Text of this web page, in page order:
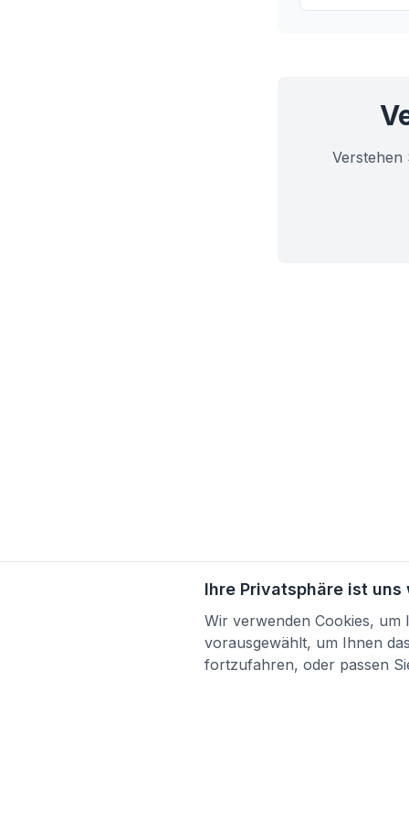
Verstehen
Ihre Privatsphäre ist uns
Wir verwenden Cookies,
vorausgewählt, um Ihnen
fortzufahren, oder passen